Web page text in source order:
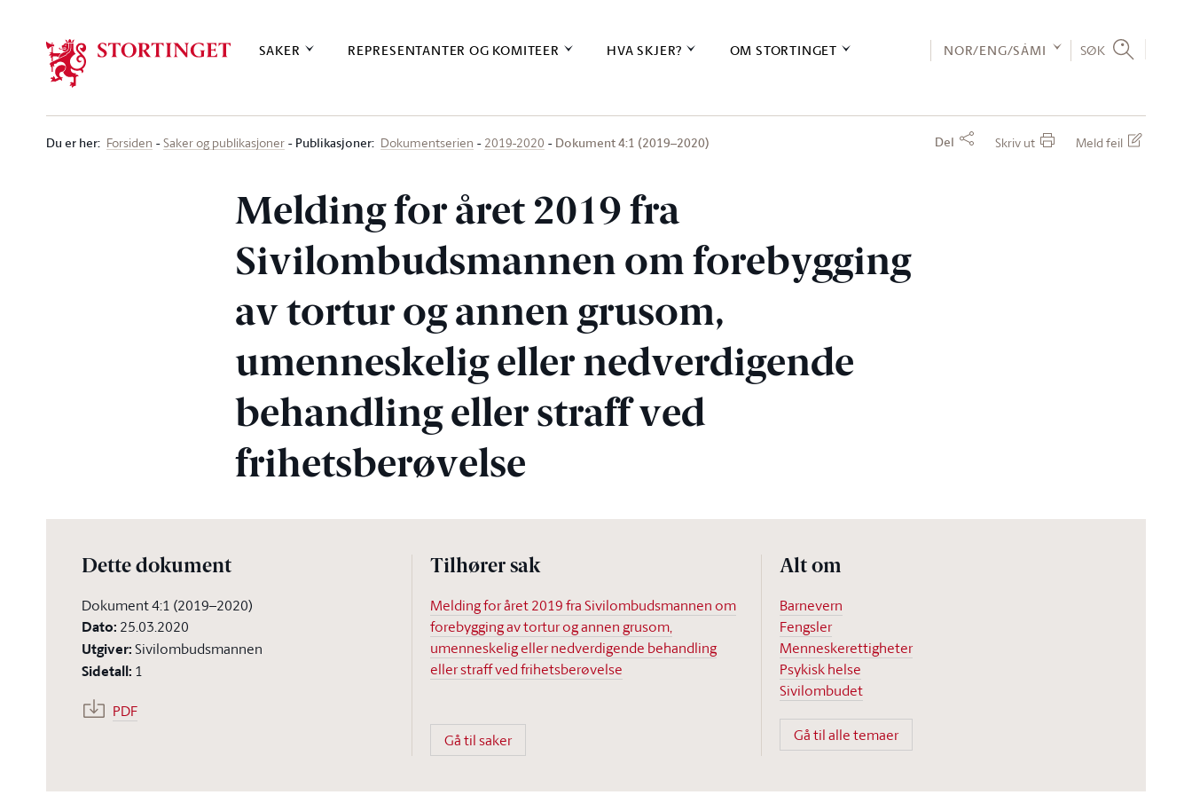
SAKER REPRESENTANTER OG KOMITEER HVA SKJER? OM STORTINGET NOR/ENG/SÁMI SØK
Du er her: Forsiden Saker og publikasjoner Publikasjoner: Dokumentserien 2019-2020 Dokument 4:1 (2019–2020) Del Skriv ut Meld feil
Melding for året 2019 fra
Sivilombudsmannen om forebygging
av tortur og annen grusom,
umenneskelig eller nedverdigende
behandling eller straff ved
frihetsberøvelse
Dette dokument
Dokument 4:1 (2019–2020)
Dato: 25.03.2020
Utgiver:Sivilombudsmannen
Sidetall: 1
PDF
Tilhører sak
Melding for året 2019 fra Sivilombudsmannen om
forebygging av tortur og annen grusom,
umenneskelig eller nedverdigende behandling
eller straff ved frihetsberøvelse
Gå til saker
Alt om
Barnevern
Fengsler
Menneskerettigheter
Psykisk helse
Sivilombudet
Gå til alle temaer